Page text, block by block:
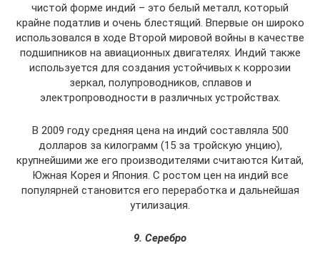
чистой форме индий – это белый металл, который
крайне податлив и очень блестящий. Впервые он широко
использовался в ходе Второй мировой войны в качестве
подшипников на авиационных двигателях. Индий также
используется для создания устойчивых к коррозии
зеркал, полупроводников, сплавов и
электропроводности в различных устройствах.
В 2009 году средняя цена на индий составляла 500
долларов за килограмм (15 за тройскую унцию),
крупнейшими же его производителями считаются Китай,
Южная Корея и Япония. С ростом цен на индий все
популярней становится его переработка и дальнейшая
утилизация.
9. Серебро